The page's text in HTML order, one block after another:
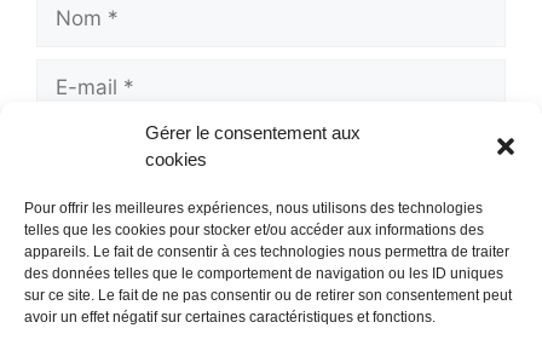
Gérer le consentement aux
cookies
Pour offrir les meilleures expériences, nous utilisons des technologies
telles que les cookies pour stocker et/ou accéder aux informations des
appareils. Le fait de consentir à ces technologies nous permettra de traiter
des données telles que le comportement de navigation ou les ID uniques
sur ce site. Le fait de ne pas consentir ou de retirer son consentement peut
avoir un effet négatif sur certaines caractéristiques et fonctions.